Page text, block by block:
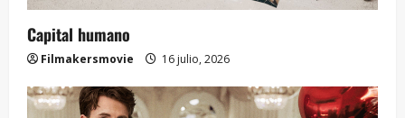
Capital humano
Filmakersmovie 16 julio, 2026